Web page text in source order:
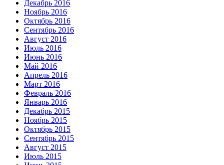
Декабрь 2016
Ноябрь 2016
Октябрь 2016
Сентябрь 2016
Август 2016
Июль 2016
Июнь 2016
Май 2016
Апрель 2016
Март 2016
Февраль 2016
Январь 2016
Декабрь 2015
Ноябрь 2015
Октябрь 2015
Сентябрь 2015
Август 2015
Июль 2015